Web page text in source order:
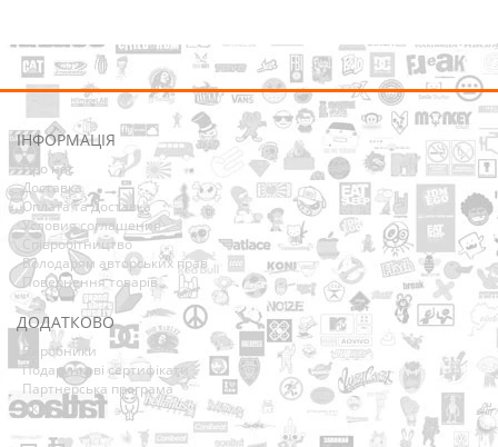
ІНФОРМАЦІЯ
Про нас
Доставка
Оплата та Доставка
Условия соглашения
Співробітництво
Володарям авторських прав
Повернення товарів
ДОДАТКОВО
Виробники
Подарункові сертифікати
Партнерська програма
Акції